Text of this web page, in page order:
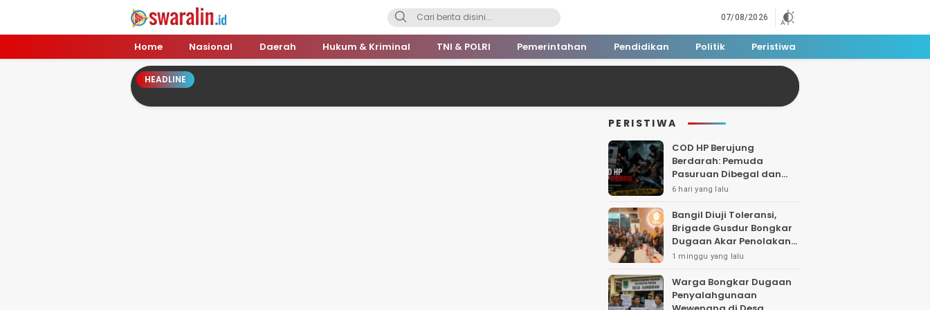
Swara Lin
Independent, Tajam & Profesional
07/08/2026
Home Nasional Daerah Hukum & Kriminal TNI & POLRI Pemerintahan Pendidikan Politik Peristiwa
HEADLINE
PERISTIWA
COD HP Berujung
Berdarah: Pemuda
Pasuruan Dibegal dan
Dibacok di Tengah Hutan
6 hari yang lalu
Bangil Diuji Toleransi,
Brigade Gusdur Bongkar
Dugaan Akar Penolakan
Tempat Ibadah
1 minggu yang lalu
Warga Bongkar Dugaan
Penyalahgunaan